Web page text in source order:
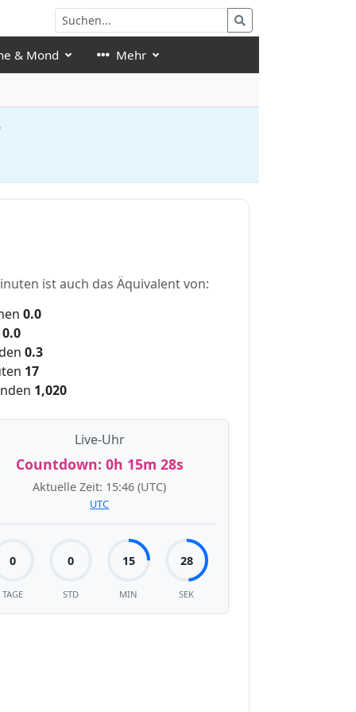
& Mond Mehr
ist auch das Äquivalent von:
0.0
0.0
0.3
17
1,020
Live-Uhr
Countdown: 0h 15m 28s
Aktuelle Zeit: 15:46 (UTC)
UTC
0
TAGE
0
STD
15
MIN
28
SEK